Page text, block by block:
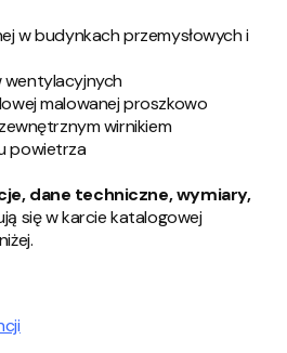
w budynkach przemysłowych i
malowanej proszkowo
wirnikiem
powietrza
dane techniczne, wymiary,
się w karcie katalogowej
.